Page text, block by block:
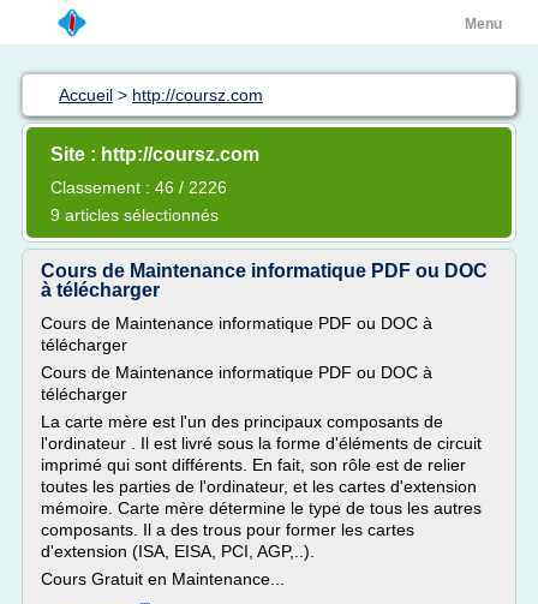
Menu
Accueil > http://coursz.com
Site : http://coursz.com
Classement : 46 / 2226
9 articles sélectionnés
Cours de Maintenance informatique PDF ou DOC
à télécharger
Cours de Maintenance informatique PDF ou DOC à
télécharger
Cours de Maintenance informatique PDF ou DOC à
télécharger
La carte mère est l'un des principaux composants de
l'ordinateur . Il est livré sous la forme d'éléments de circuit
imprimé qui sont différents. En fait, son rôle est de relier
toutes les parties de l'ordinateur, et les cartes d'extension
mémoire. Carte mère détermine le type de tous les autres
composants. Il a des trous pour former les cartes
d'extension (ISA, EISA, PCI, AGP,..).
Cours Gratuit en Maintenance...